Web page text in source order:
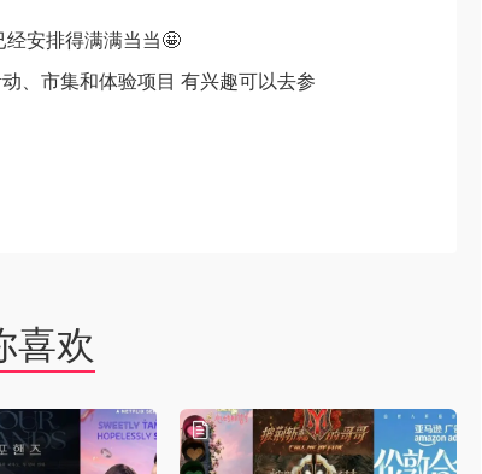
安排得满满当当🤩
、市集和体验项目 有兴趣可以去参
喜欢